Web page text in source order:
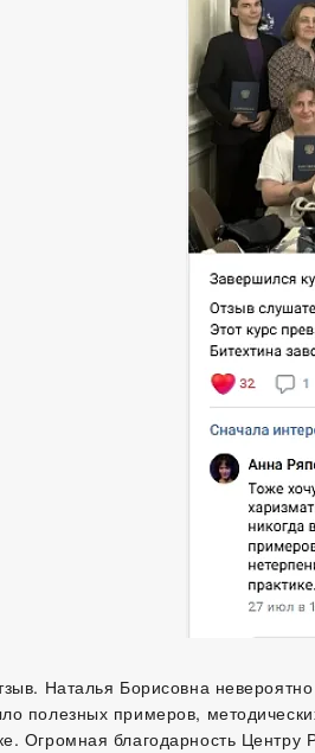
Наталья Борисовна
полезных примеров,
Огромная благодарность